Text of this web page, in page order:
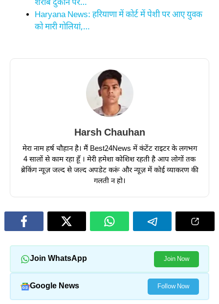
शराब दुकान पर…
Haryana News: हरियाणा में कोर्ट में पेशी पर आए युवक
को मारी गोलियां,…
Harsh Chauhan
मेरा नाम हर्ष चौहान है। मैं Best24News में कंटेंट राइटर के लगभग
4 सालों से काम रहा हूँ । मेरी हमेशा कोशिश रहती है आप लोगों तक
ब्रेकिंग न्यूज़ जल्द से जल्द अपडेट करूं और न्यूज़ में कोई व्याकरण की
गलती न हो।
Join WhatsApp Join Now
Google News Follow Now